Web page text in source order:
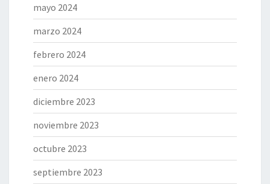
mayo 2024
marzo 2024
febrero 2024
enero 2024
diciembre 2023
noviembre 2023
octubre 2023
septiembre 2023